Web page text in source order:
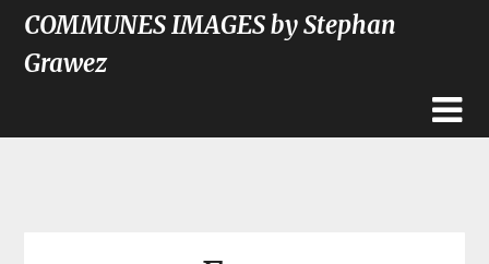
COMMUNES IMAGES by Stephan
Grawez